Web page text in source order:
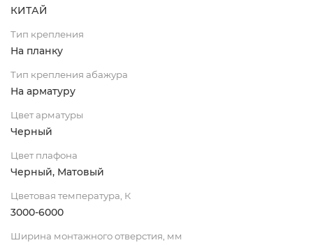
КИТАЙ
Тип крепления
На планку
Тип крепления абажура
На арматуру
Цвет арматуры
Черный
Цвет плафона
Черный, Матовый
Цветовая температура, К
3000-6000
Ширина монтажного отверстия, мм